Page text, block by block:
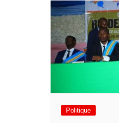
Politique